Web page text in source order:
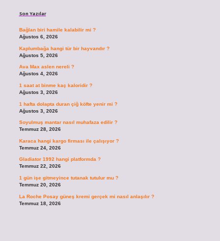
Son Yazılar
Bağlan biri hamile kalabilir mi ?
Ağustos 6, 2026
Kaplumbağa hangi tür bir hayvandır ?
Ağustos 5, 2026
Ava Max aslen nereli ?
Ağustos 4, 2026
1 saat at binme kaç kaloridir ?
Ağustos 3, 2026
1 hafta dolapta duran çiğ köfte yenir mi ?
Ağustos 3, 2026
Soyulmuş mantar nasıl muhafaza edilir ?
Temmuz 28, 2026
Karaca hangi kargo firması ile çalışıyor ?
Temmuz 24, 2026
Gladiator 1992 hangi platformda ?
Temmuz 22, 2026
1 gün işe gitmeyince tutanak tutulur mu ?
Temmuz 20, 2026
La Roche Posay güneş kremi gerçek mi nasıl anlaşılır ?
Temmuz 18, 2026